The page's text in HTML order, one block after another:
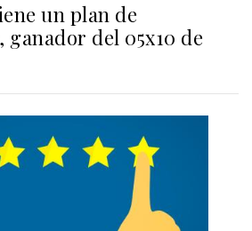
un plan de
del 05x10 de